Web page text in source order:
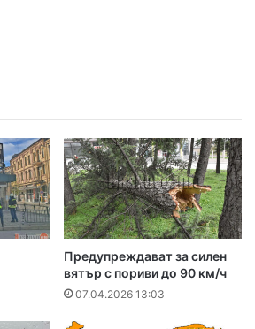
Предупреждават за силен
вятър с пориви до 90 км/ч
07.04.2026 13:03